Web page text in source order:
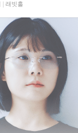
래빗홀